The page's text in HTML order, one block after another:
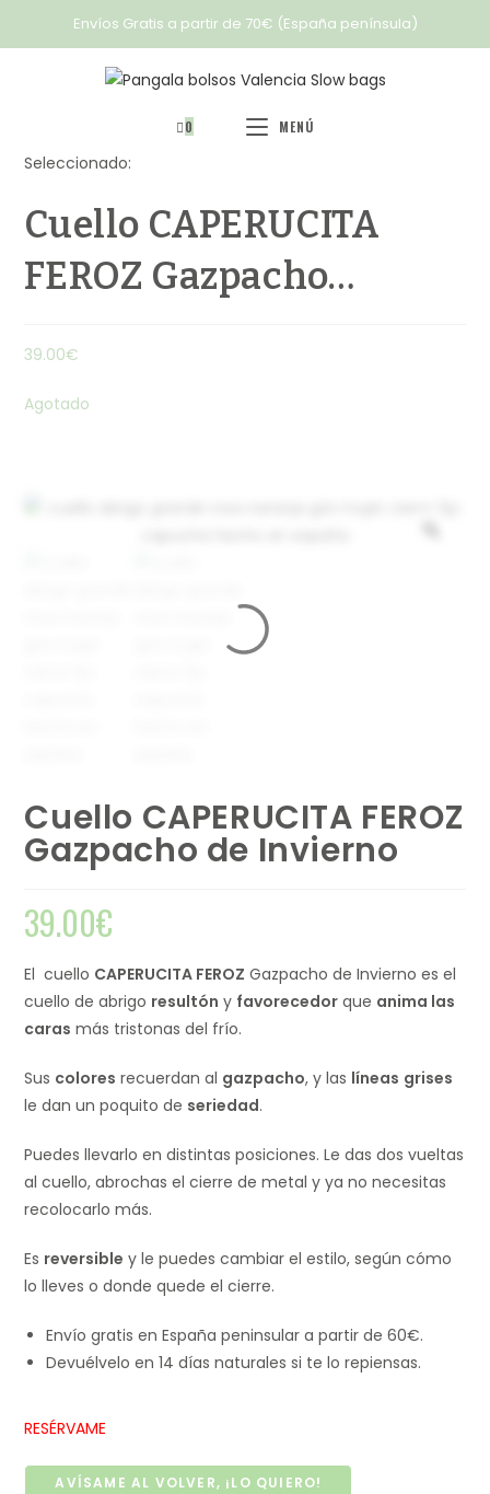
Envíos Gratis a partir de 70€ (España península)
0 MENÚ
Seleccionado:
Cuello CAPERUCITA
FEROZ Gazpacho…
39.00€
Agotado
Cuello CAPERUCITA FEROZ
Gazpacho de Invierno
39.00€
El cuello CAPERUCITA FEROZ Gazpacho de Invierno es el
cuello de abrigo resultón y favorecedor que anima las
caras más tristonas del frío.
Sus colores recuerdan al gazpacho, y las líneas grises
le dan un poquito de seriedad.
Puedes llevarlo en distintas posiciones. Le das dos vueltas
al cuello, abrochas el cierre de metal y ya no necesitas
recolocarlo más.
Es reversible y le puedes cambiar el estilo, según cómo
lo lleves o donde quede el cierre.
Envío gratis en España peninsular a partir de 60€.
Devuélvelo en 14 días naturales si te lo repiensas.
RESÉRVAME
AVÍSAME AL VOLVER, ¡LO QUIERO!